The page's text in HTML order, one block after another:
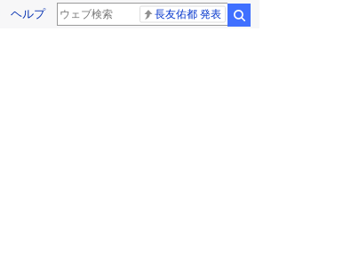
ヘルプ 長友佑都 発表